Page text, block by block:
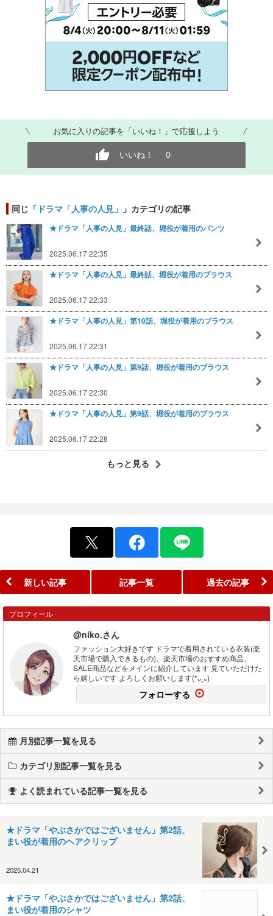
お気に入りの記事を「いいね！」で応援しよう
いいね！ 0
同じ「 ドラマ「人事の人見」 」カテゴリの記事
★ドラマ「人事の人見」最終話、堀役が着用のパンツ
2025.06.17 22:35
★ドラマ「人事の人見」最終話、堀役が着用のブラウス
2025.06.17 22:33
★ドラマ「人事の人見」第10話、堀役が着用のブラウス
2025.06.17 22:31
★ドラマ「人事の人見」第9話、堀役が着用のブラウス
2025.06.17 22:30
★ドラマ「人事の人見」第9話、堀役が着用のブラウス
2025.06.17 22:28
もっと見る
新しい記事 記事一覧 過去の記事
プロフィール
@niko.さん
ファッション大好きです ドラマで着用されている衣装(楽
天市場で購入できるもの)、楽天市場のおすすめ商品、
SALE商品などをメインに紹介しています 見ていただけた
ら嬉しいです よろしくお願いします(*ᴗˬᴗ)
フォローする
月別記事一覧を見る
カテゴリ別記事一覧を見る
よく読まれている記事一覧を見る
★ドラマ「やぶさかではございません」第2話、
まい役が着用のヘアクリップ
2025.04.21
★ドラマ「やぶさかではございません」第2話、
まい役が着用のシャツ